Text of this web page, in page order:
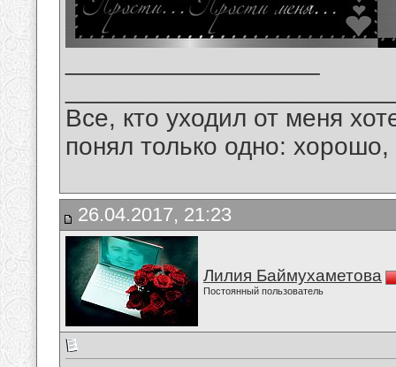
Все, кто уходил от меня
понял только одно:
26.04.2017, 21:23
Лилия Баймухаметова
Постоянный пользователь